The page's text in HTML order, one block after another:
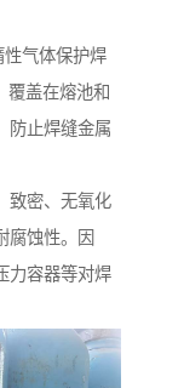
气体保护焊
覆盖在熔池和
防止焊缝金属
致密、无氧化
腐蚀性。因
力容器等对焊